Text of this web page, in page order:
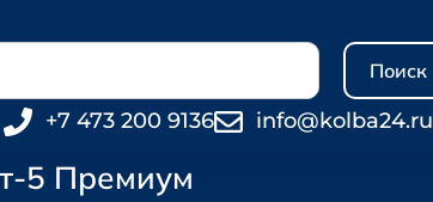
Поиск
+7 473 200 9136 info@kolba24.ru
5 Премиум